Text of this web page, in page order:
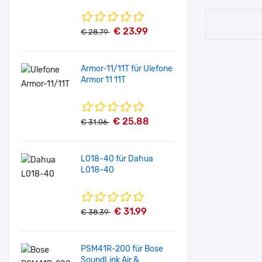
€ 28.79 € 23.99
Armor-11/11T für Ulefone
Armor 11 11T
€ 31.06 € 25.88
L018-40 für Dahua
L018-40
€ 38.39 € 31.99
PSM41R-200 für Bose
SoundLink Air &